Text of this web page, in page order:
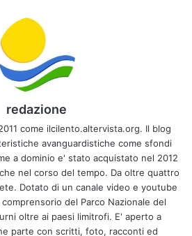
redazione
come ilcilento.altervista.org. Il blog
avanguardistiche come sfondi
a dominio e' stato acquistato nel 2012
nel corso del tempo. Da oltre quattro
Dotato di un canale video e youtube
del Parco Nazionale del
oltre ai paesi limitrofi. E' aperto a
parte con scritti, foto, racconti ed